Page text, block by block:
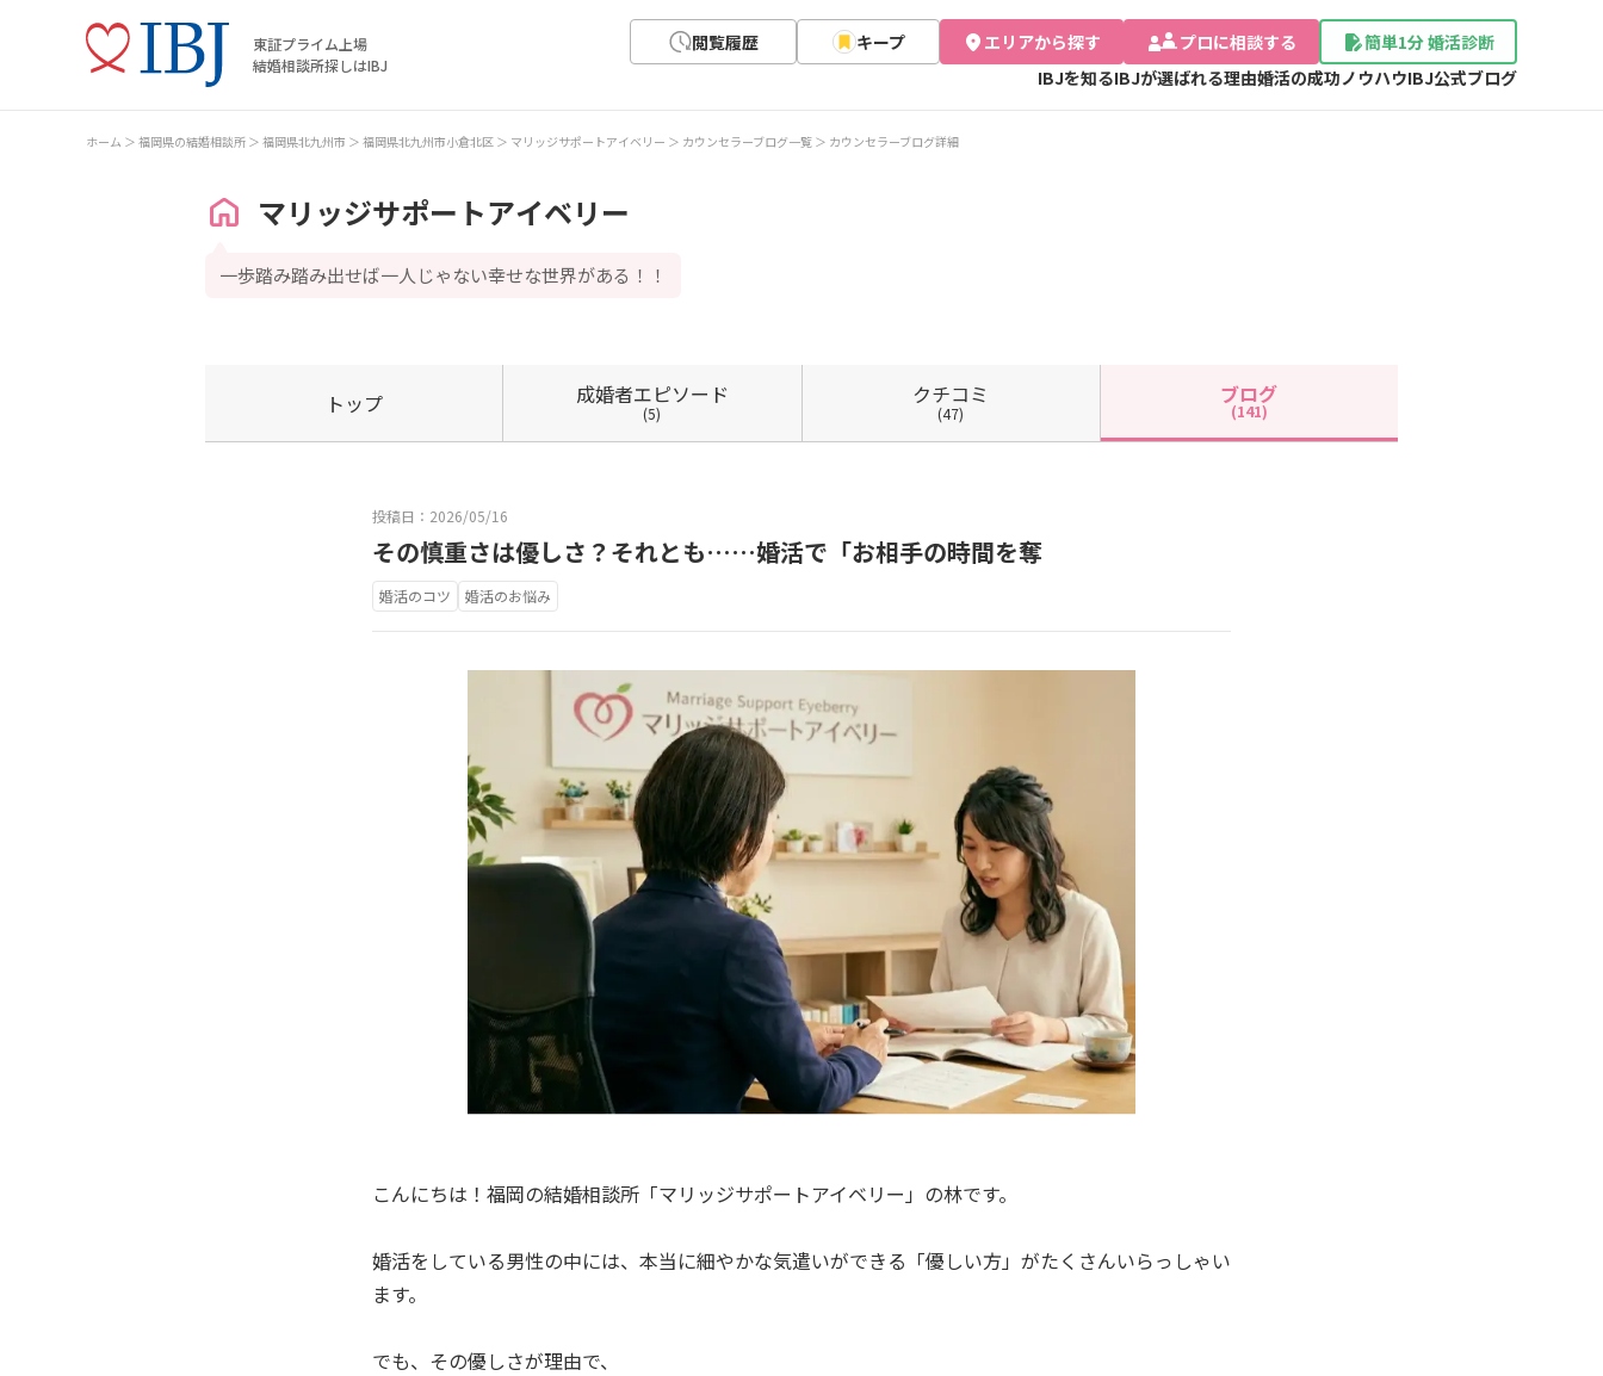
東証プライム上場
結婚相談所探しはIBJ
閲覧履歴 キープ エリアから探す プロに相談する
簡単1分 婚活診断
IBJを知るIBJが選ばれる理由婚活の成功ノウハウIBJ公式ブログ
ホーム 福岡県の結婚相談所 福岡県北九州市 福岡県北九州市小倉北区 マリッジサポートアイベリー カウンセラーブログ一覧 カウンセラーブログ詳細
マリッジサポートアイベリー
一歩踏み踏み出せば一人じゃない幸せな世界がある！！
トップ 成婚者エピソード
(5)
クチコミ
(47)
ブログ
(141)
投稿日：2026/05/16
その慎重さは優しさ？それとも……婚活で「お相手の時間を奪
婚活のコツ 婚活のお悩み
こんにちは！福岡の結婚相談所「マリッジサポートアイベリー」の林です。
婚活をしている男性の中には、本当に細やかな気遣いができる「優しい方」がたくさんいらっしゃい
ます。
でも、その優しさが理由で、